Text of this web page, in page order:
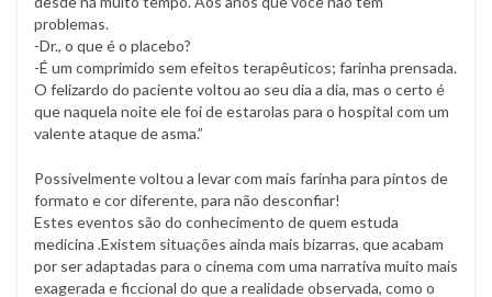
problemas.
-Dr., o que é o placebo?
-É um comprimido sem efeitos terapêuticos; farinha prensada.
O felizardo do paciente voltou ao seu dia a dia, mas o certo é
que naquela noite ele foi de estarolas para o hospital com um
valente ataque de asma.”
Possivelmente voltou a levar com mais farinha para pintos de
formato e cor diferente, para não desconfiar!
Estes eventos são do conhecimento de quem estuda
medicina .Existem situações ainda mais bizarras, que acabam
por ser adaptadas para o cinema com uma narrativa muito mais
exagerada e ficcional do que a realidade observada, como o